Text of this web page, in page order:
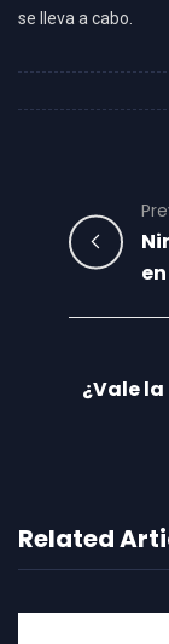
se lleva a cabo.
¿Vale
Related